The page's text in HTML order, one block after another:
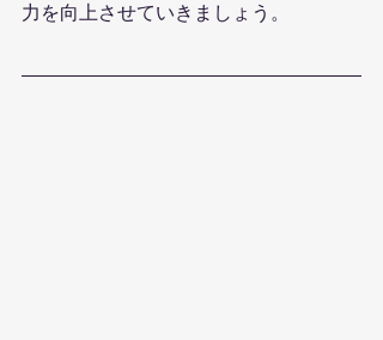
力を向上させていきましょう。